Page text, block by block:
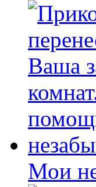
Мои